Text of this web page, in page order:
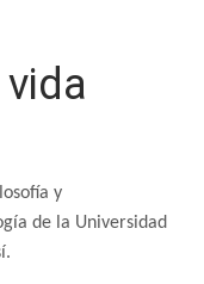
y
de la Universidad